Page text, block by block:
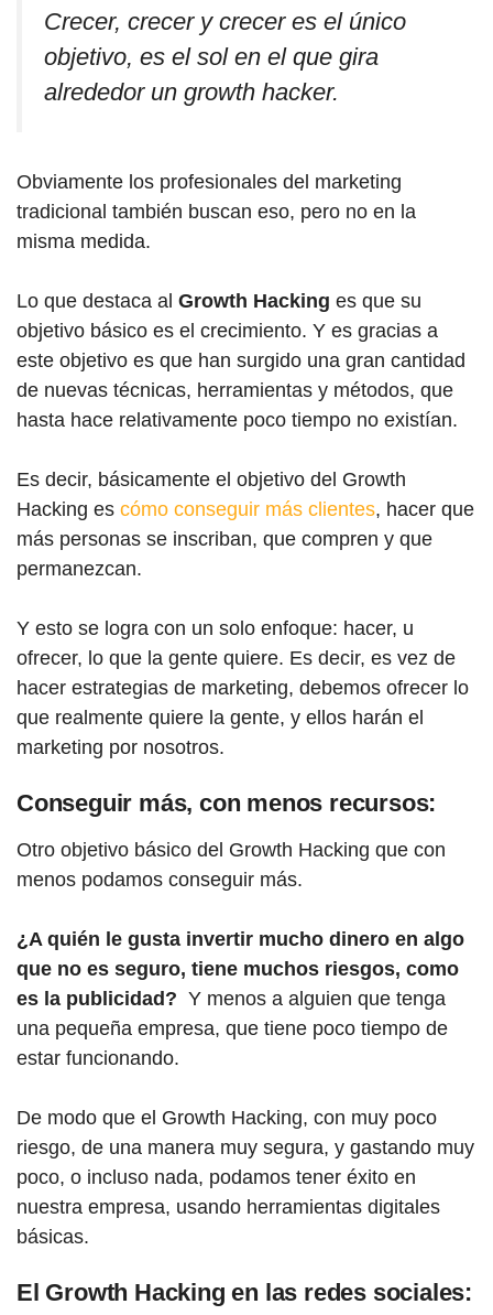
Crecer, crecer y crecer es el único
objetivo, es el sol en el que gira
alrededor un growth hacker.
Obviamente los profesionales del marketing
tradicional también buscan eso, pero no en la
misma medida.
Lo que destaca al Growth Hacking es que su
objetivo básico es el crecimiento. Y es gracias a
este objetivo es que han surgido una gran cantidad
de nuevas técnicas, herramientas y métodos, que
hasta hace relativamente poco tiempo no existían.
Es decir, básicamente el objetivo del Growth
Hacking es cómo conseguir más clientes, hacer que
más personas se inscriban, que compren y que
permanezcan.
Y esto se logra con un solo enfoque: hacer, u
ofrecer, lo que la gente quiere. Es decir, es vez de
hacer estrategias de marketing, debemos ofrecer lo
que realmente quiere la gente, y ellos harán el
marketing por nosotros.
Conseguir más, con menos recursos:
Otro objetivo básico del Growth Hacking que con
menos podamos conseguir más.
¿A quién le gusta invertir mucho dinero en algo
que no es seguro, tiene muchos riesgos, como
es la publicidad? Y menos a alguien que tenga
una pequeña empresa, que tiene poco tiempo de
estar funcionando.
De modo que el Growth Hacking, con muy poco
riesgo, de una manera muy segura, y gastando muy
poco, o incluso nada, podamos tener éxito en
nuestra empresa, usando herramientas digitales
básicas.
El Growth Hacking en las redes sociales: